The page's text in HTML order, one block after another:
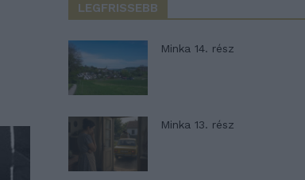
LEGFRISSEBB
Minka 14. rész
Minka 13. rész